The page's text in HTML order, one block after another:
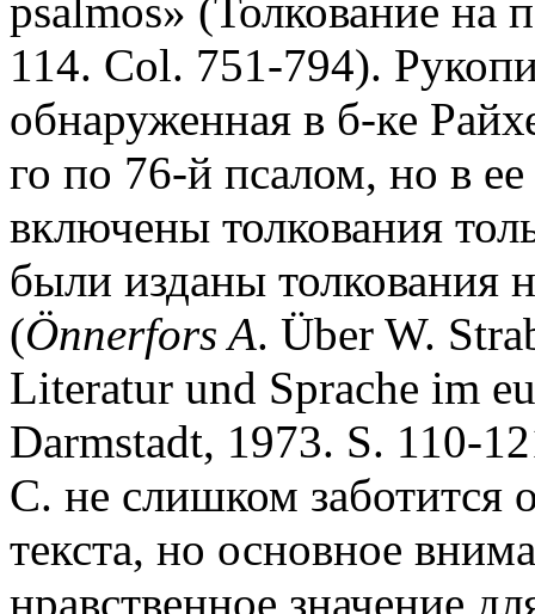
psalmos» (Толкование на
114. Col. 751-794).
обнаруженная в б-ке
го по 76-й псалом, но в
включены толкования
были изданы толкования
(Önnerfors A. Über W.
Literatur und Sprache im
Darmstadt, 1973. S. 110-
С. не слишком заботится
текста, но основное
нравственное значение